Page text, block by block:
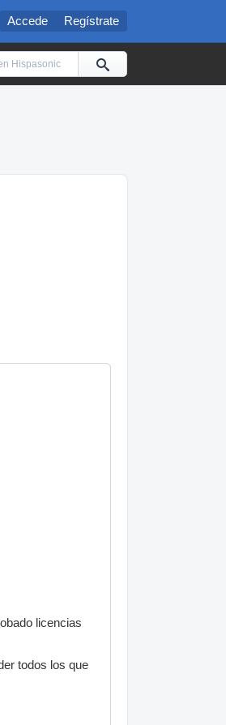
Accede Regístrate
licencias
todos los que